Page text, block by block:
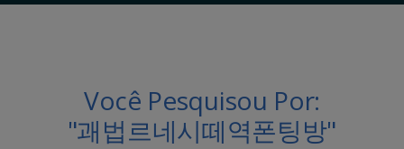
Você Pesquisou Por:
"괘법르네시떼역폰팅방"